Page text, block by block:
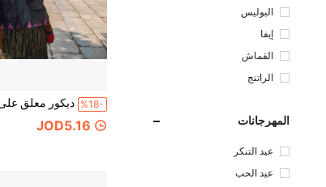
البوليس
إيفا
القماش
الراتنج
المهرجانات
عيد التنكر
عيد الحب
%18-
JOD5.16